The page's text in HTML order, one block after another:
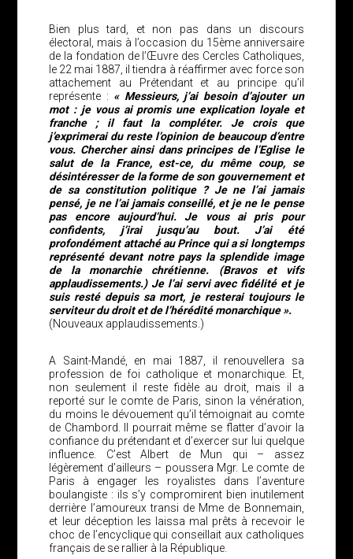
Bien plus tard, et non pas dans un discours
électoral, mais à l’occasion du 15ème anniversaire
de la fondation de l’Œuvre des Cercles Catholiques,
le 22 mai 1887, il tiendra à réaffirmer avec force son
attachement au Prétendant et au principe qu’il
représente : « Messieurs, j’ai besoin d’ajouter un
mot : je vous ai promis une explication loyale et
franche ; il faut la compléter. Je crois que
j’exprimerai du reste l’opinion de beaucoup d’entre
vous. Chercher ainsi dans principes de l’Eglise le
salut de la France, est-ce, du même coup, se
désintéresser de la forme de son gouvernement et
de sa constitution politique ? Je ne l’ai jamais
pensé, je ne l’ai jamais conseillé, et je ne le pense
pas encore aujourd’hui. Je vous ai pris pour
confidents, j’irai jusqu’au bout. J’ai été
profondément attaché au Prince qui a si longtemps
représenté devant notre pays la splendide image
de la monarchie chrétienne. (Bravos et vifs
applaudissements.) Je l’ai servi avec fidélité et je
suis resté depuis sa mort, je resterai toujours le
serviteur du droit et de l’hérédité monarchique ».
(Nouveaux applaudissements.)
A Saint-Mandé, en mai 1887, il renouvellera sa
profession de foi catholique et monarchique. Et,
non seulement il reste fidèle au droit, mais il a
reporté sur le comte de Paris, sinon la vénération,
du moins le dévouement qu’il témoignait au comte
de Chambord. Il pourrait même se flatter d’avoir la
confiance du prétendant et d’exercer sur lui quelque
influence. C’est Albert de Mun qui – assez
légèrement d’ailleurs – poussera Mgr. Le comte de
Paris à engager les royalistes dans l’aventure
boulangiste : ils s’y compromirent bien inutilement
derrière l’amoureux transi de Mme de Bonnemain,
et leur déception les laissa mal prêts à recevoir le
choc de l’encyclique qui conseillait aux catholiques
français de se rallier à la République.